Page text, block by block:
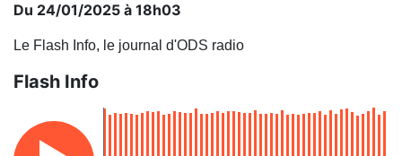
Du 24/01/2025 à 18h03
Le Flash Info, le journal d'ODS radio
Flash Info